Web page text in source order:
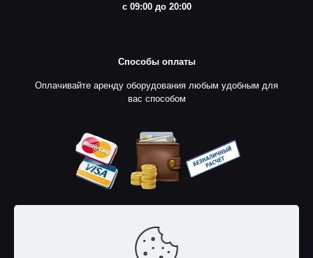
с 09:00 до 20:00
Способы оплаты
Оплачивайте аренду оборудования любым удобным для
вас способом